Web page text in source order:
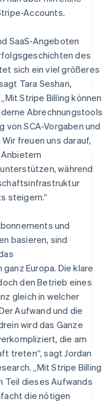
Accounts.
SaaS-Angeboten
des
sich ein viel größeres
Tara Seshan,
Stripe Billing können
von SCA-Vorgaben und
freuen uns darauf,
während
steigern.“
und
basieren, sind
Europa. Die klare
den Betrieb eines
gleich in welcher
Aufwand und die
wird das Ganze
die am
treten“, sagt Jordan
„Mit Stripe Billing
Teil dieses Aufwands
die nötigen